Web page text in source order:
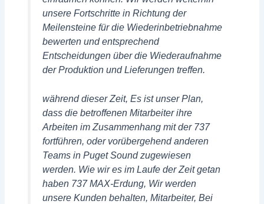
unsere Fortschritte in Richtung der
Meilensteine ​​für die Wiederinbetriebnahme
bewerten und entsprechend
Entscheidungen über die Wiederaufnahme
der Produktion und Lieferungen treffen.
während dieser Zeit, Es ist unser Plan,
dass die betroffenen Mitarbeiter ihre
Arbeiten im Zusammenhang mit der 737
fortführen, oder vorübergehend anderen
Teams in Puget Sound zugewiesen
werden. Wie wir es im Laufe der Zeit getan
haben 737 MAX-Erdung, Wir werden
unsere Kunden behalten, Mitarbeiter, Bei